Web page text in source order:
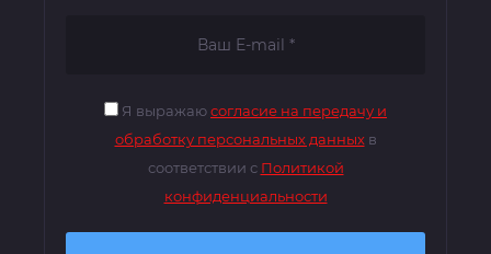
Я выражаюсогласие на передачу и
обработку персональных данныхв
соответствии с Политикой
конфиденциальности